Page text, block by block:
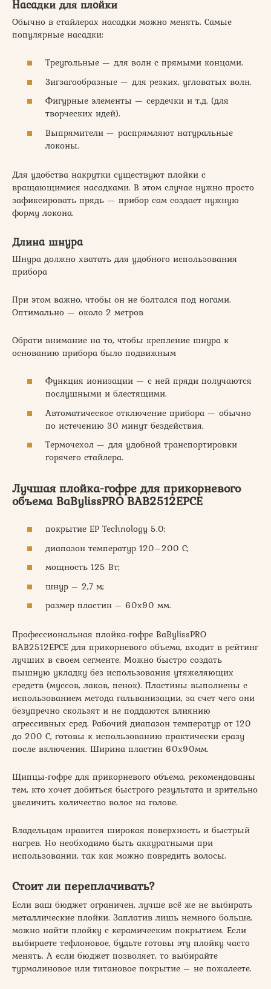
Насадки для плойки
Обычно в стайлерах насадки можно менять. Самые
популярные насадки:
Треугольные — для волн с прямыми концами.
Зигзагообразные — для резких, угловатых волн.
Фигурные элементы — сердечки и т.д. (для
творческих идей).
Выпрямители — распрямляют натуральные
локоны.
Для удобства накрутки существуют плойки с
вращающимися насадками. В этом случае нужно просто
зафиксировать прядь — прибор сам создает нужную
форму локона.
Длина шнура
Шнура должно хватать для удобного использования
прибора
При этом важно, чтобы он не болтался под ногами.
Оптимально — около 2 метров
Обрати внимание на то, чтобы крепление шнура к
основанию прибора было подвижным
Функция ионизации — с ней пряди получаются
послушными и блестящими.
Автоматическое отключение прибора — обычно
по истечению 30 минут бездействия.
Термочехол — для удобной транспортировки
горячего стайлера.
Лучшая плойка-гофре для прикорневого
объема BaBylissPRO BAB2512EPCE
покрытие EP Technology 5.0;
диапазон температур 120–200 С;
мощность 125 Вт;
шнур – 2,7 м;
размер пластин – 60х90 мм.
Профессиональная плойка-гофре BaBylissPRO
BAB2512EPCE для прикорневого объема, входит в рейтинг
лучших в своем сегменте. Можно быстро создать
пышную укладку без использования утяжеляющих
средств (муссов, лаков, пенок). Пластины выполнены с
использованием метода гальванизации, за счет чего они
безупречно скользят и не поддаются влиянию
агрессивных сред. Рабочий диапазон температур от 120
до 200 С, готовы к использованию практически сразу
после включения. Ширина пластин 60х90мм.
Щипцы-гофре для прикорневого объема, рекомендованы
тем, кто хочет добиться быстрого результата и зрительно
увеличить количество волос на голове.
Владельцам нравится широкая поверхность и быстрый
нагрев. Но необходимо быть аккуратными при
использовании, так как можно повредить волосы.
Стоит ли переплачивать?
Если ваш бюджет ограничен, лучше всё же не выбирать
металлические плойки. Заплатив лишь немного больше,
можно найти плойку с керамическим покрытием. Если
выбираете тефлоновое, будьте готовы эту плойку часто
менять. А если бюджет позволяет, то выбирайте
турмалиновое или титановое покрытие – не пожалеете.